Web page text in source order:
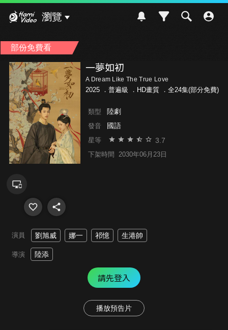
瀏覽
部份免費看
一夢如初
A Dream Like The True Love
2025 ． 普遍級 ．HD畫質 ．全24集(部分免費)
類型 陸劇
發音 國語
星等 3.7
下架時間 2030年06月23日
演員 劉旭威 娜一 祁憶 生港帥
導演 陸添
請先登入
播放預告片